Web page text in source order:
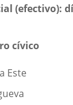
(efectivo):
cívico
Este